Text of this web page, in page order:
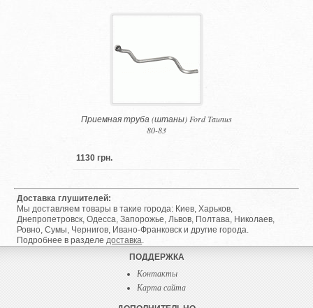
Приемная труба (штаны) Ford Taunus
80-83
1130 грн.
Доставка глушителей:
Мы доставляем товары в такие города: Киев, Харьков,
Днепропетровск, Одесса, Запорожье, Львов, Полтава, Николаев,
Ровно, Сумы, Чернигов, Ивано-Франковск и другие города.
Подробнее в разделедоставка.
ПОДДЕРЖКА
Контакты
Карта сайта